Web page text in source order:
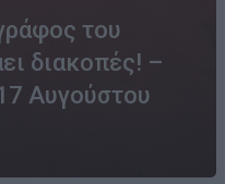
του
διακοπές! –
Αυγούστου